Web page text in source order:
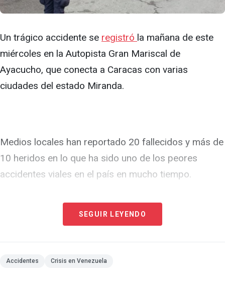
Un trágico accidente se registró la mañana de este
miércoles en la Autopista Gran Mariscal de
Ayacucho, que conecta a Caracas con varias
ciudades del estado Miranda.
Medios locales han reportado 20 fallecidos y más de
10 heridos en lo que ha sido uno de los peores
accidentes viales en el país en mucho tiempo.
choque, entre ellos, un camión cargado de thinner, un
SEGUIR LEYENDO
Accidentes Crisis en Venezuela